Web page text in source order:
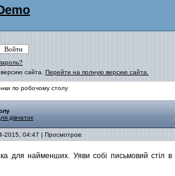
сайта. Перейти на полную версию сайта.
по робочому столу
дівчаток
2015, 04:47 | Просмотров:
для найменших. Уяви собі письмовий стіл в